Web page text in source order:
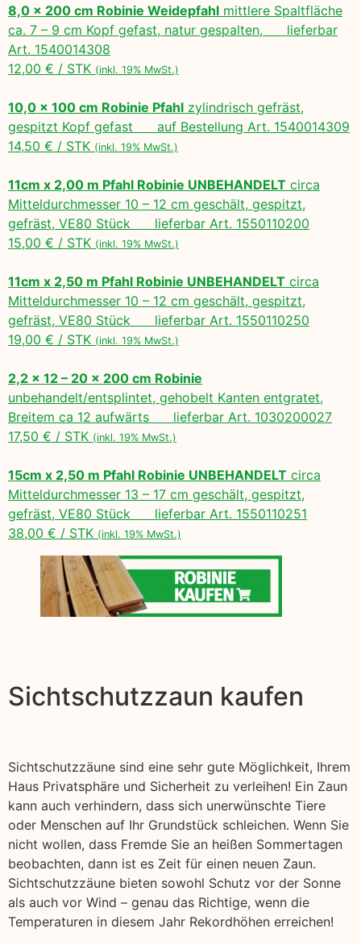
8,0 x 200 cm Robinie Weidepfahl mittlere Spaltfläche
ca. 7 – 9 cm Kopf gefast, natur gespalten, lieferbar
Art. 1540014308
12,00 € / STK (inkl. 19% MwSt.)
10,0 x 100 cm Robinie Pfahl zylindrisch gefräst,
gespitzt Kopf gefast auf Bestellung Art. 1540014309
14,50 € / STK (inkl. 19% MwSt.)
11cm x 2,00 m Pfahl Robinie UNBEHANDELT circa
Mitteldurchmesser 10 – 12 cm geschält, gespitzt,
gefräst, VE80 Stück lieferbar Art. 1550110200
15,00 € / STK (inkl. 19% MwSt.)
11cm x 2,50 m Pfahl Robinie UNBEHANDELT circa
Mitteldurchmesser 10 – 12 cm geschält, gespitzt,
gefräst, VE80 Stück lieferbar Art. 1550110250
19,00 € / STK (inkl. 19% MwSt.)
2,2 x 12 – 20 x 200 cm Robinie
unbehandelt/entsplintet, gehobelt Kanten entgratet,
Breitem ca 12 aufwärts lieferbar Art. 1030200027
17,50 € / STK (inkl. 19% MwSt.)
15cm x 2,50 m Pfahl Robinie UNBEHANDELT circa
Mitteldurchmesser 13 – 17 cm geschält, gespitzt,
gefräst, VE80 Stück lieferbar Art. 1550110251
38,00 € / STK (inkl. 19% MwSt.)
Sichtschutzzaun kaufen
Sichtschutzzäune sind eine sehr gute Möglichkeit, Ihrem
Haus Privatsphäre und Sicherheit zu verleihen! Ein Zaun
kann auch verhindern, dass sich unerwünschte Tiere
oder Menschen auf Ihr Grundstück schleichen. Wenn Sie
nicht wollen, dass Fremde Sie an heißen Sommertagen
beobachten, dann ist es Zeit für einen neuen Zaun.
Sichtschutzzäune bieten sowohl Schutz vor der Sonne
als auch vor Wind – genau das Richtige, wenn die
Temperaturen in diesem Jahr Rekordhöhen erreichen!